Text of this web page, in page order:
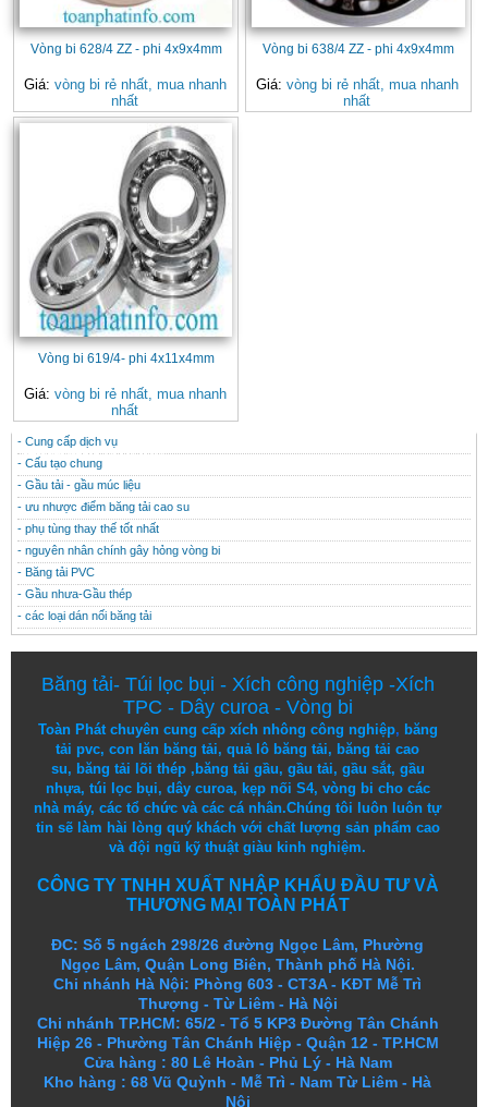
Vòng bi 628/4 ZZ - phi 4x9x4mm
Giá: vòng bi rẻ nhất, mua nhanh
nhất
Vòng bi 638/4 ZZ - phi 4x9x4mm
Giá: vòng bi rẻ nhất, mua nhanh
nhất
Vòng bi 619/4- phi 4x11x4mm
Giá: vòng bi rẻ nhất, mua nhanh
nhất
CONTACT
THÔNG TIN HỮU ÍCH
- Cung cấp dịch vụ
- Cấu tạo chung
- Gầu tải - gầu múc liệu
- ưu nhược điểm băng tải cao su
- phụ tùng thay thế tốt nhất
- nguyên nhân chính gây hỏng vòng bi
- Băng tải PVC
- Gầu nhưa-Gầu thép
- các loại dán nối băng tải
Băng tải- Túi lọc bụi - Xích công nghiệp-Xích
TPC - Dây curoa - Vòng bi
Toàn Phát chuyên cung cấp xích nhông công nghiệp, băng
tải pvc,con lăn băng tải,quả lô băng tải, băng tải cao
su, băng tải lõi thép,băng tải gầu, gầu tải, gầu sắt, gầu
nhựa, túi lọc bụi, dây curoa, kẹp nối S4, vòng bi cho các
nhà máy, các tổ chức và các cá nhân.Chúng tôi luôn luôn tự
tin sẽ làm hài lòng quý khách với chất lượng sảnphẩm cao
và đội ngũ kỹ thuật giàu kinh nghiệm.
CÔNG TY TNHH XUẤT NHẬP KHẨU ĐẦU TƯ VÀ
THƯƠNG MẠI TOÀN PHÁT
ĐC: Số 5 ngách 298/26 đường Ngọc Lâm, Phường
Ngọc Lâm, Quận Long Biên, Thành phố Hà Nội.
Chi nhánh Hà Nội: Phòng 603 - CT3A - KĐT Mễ Trì
Thượng - Từ Liêm - Hà Nội
Chi nhánh TP.HCM: 65/2 - Tổ 5 KP3 Đường Tân Chánh
Hiệp 26 - Phường Tân Chánh Hiệp - Quận 12 - TP.HCM
Cửa hàng : 80 Lê Hoàn - Phủ Lý - Hà Nam
Kho hàng :68 Vũ Quỳnh - Mễ Trì - Nam Từ Liêm - Hà
Nội